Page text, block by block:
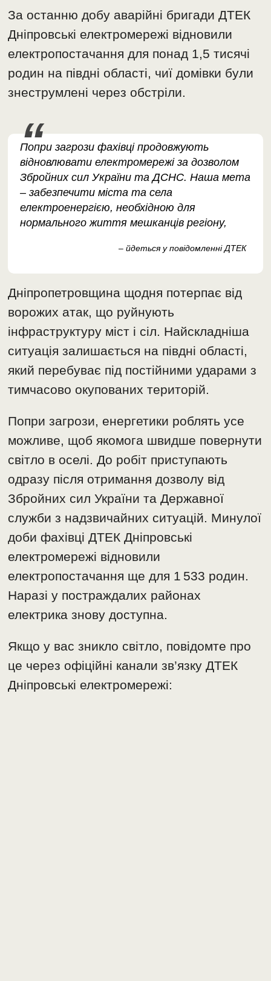
За останню добу аварійні бригади ДТЕК
Дніпровські електромережі відновили
електропостачання для понад 1,5 тисячі
родин на півдні області, чиї домівки були
знеструмлені через обстріли.
Попри загрози фахівці продовжують
відновлювати електромережі за дозволом
Збройних сил України та ДСНС. Наша мета
– забезпечити міста та села
електроенергією, необхідною для
нормального життя мешканців регіону,
– йдеться у повідомленні ДТЕК
Дніпропетровщина щодня потерпає від
ворожих атак, що руйнують
інфраструктуру міст і сіл. Найскладніша
ситуація залишається на півдні області,
який перебуває під постійними ударами з
тимчасово окупованих територій.
Попри загрози, енергетики роблять усе
можливе, щоб якомога швидше повернути
світло в оселі. До робіт приступають
одразу після отримання дозволу від
Збройних сил України та Державної
служби з надзвичайних ситуацій. Минулої
доби фахівці ДТЕК Дніпровські
електромережі відновили
електропостачання ще для 1 533 родин.
Наразі у постраждалих районах
електрика знову доступна.
Якщо у вас зникло світло, повідомте про
це через офіційні канали зв’язку ДТЕК
Дніпровські електромережі: